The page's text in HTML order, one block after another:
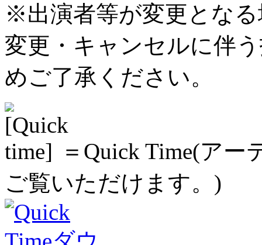
※出演者等が変更とな
変更・キャンセルに伴
めご了承ください。
＝Quick Time(ア
ご覧いただけます。)